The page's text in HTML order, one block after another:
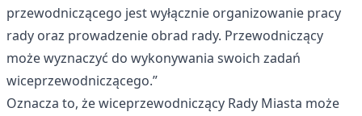
przewodniczącego jest wyłącznie organizowanie pracy
rady oraz prowadzenie obrad rady. Przewodniczący
może wyznaczyć do wykonywania swoich zadań
wiceprzewodniczącego.”
Oznacza to, że wiceprzewodniczący Rady Miasta może